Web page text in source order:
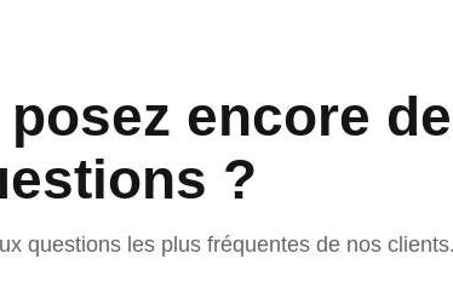
encore
?
questions les plus fréquentes de nos clients.